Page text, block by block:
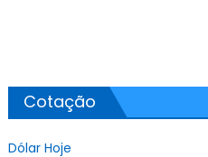
Cotação
Dólar Hoje